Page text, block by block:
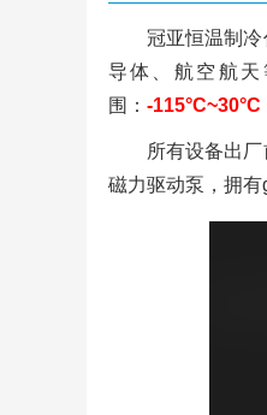
冠亚恒温制
导体、航空航
围： -115°C~30°C
所有设备出
磁力驱动泵，拥